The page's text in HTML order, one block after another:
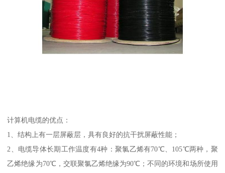
计算机电缆的优点：
1、结构上有一层屏蔽层，具有良好的抗干扰屏蔽性能；
2、电缆导体长期工作温度有4种：聚氯乙烯有70℃、105℃两种，聚
乙烯绝缘为70℃，交联聚氯乙烯绝缘为90℃；不同的环境和场所使用